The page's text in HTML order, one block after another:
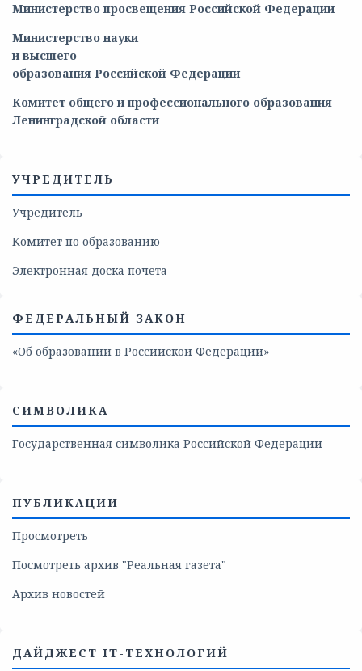
Министерство просвещения Российской Федерации
Министерство науки
и высшего
образования Российской Федерации
Комитет общего и профессионального образования
Ленинградской области
УЧРЕДИТЕЛЬ
Учредитель
Комитет по образованию
Электронная доска почета
ФЕДЕРАЛЬНЫЙ ЗАКОН
«Об образовании в Российской Федерации»
СИМВОЛИКА
Государственная символика Российской Федерации
ПУБЛИКАЦИИ
Просмотреть
Посмотреть архив "Реальная газета"
Архив новостей
ДАЙДЖЕСТ IT-ТЕХНОЛОГИЙ